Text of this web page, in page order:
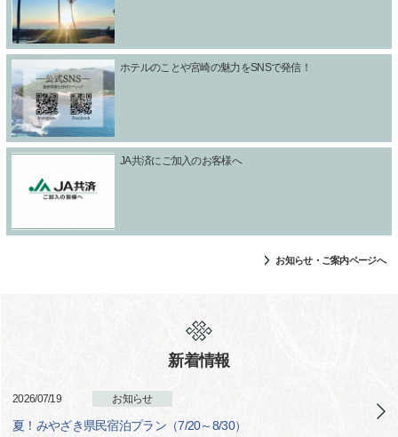
ホテルのことや宮崎の魅力をSNSで発信！
JA共済にご加入のお客様へ
お知らせ・ご案内ページへ
新着情報
2026/07/19 お知らせ
夏！みやざき県民宿泊プラン（7/20～8/30）